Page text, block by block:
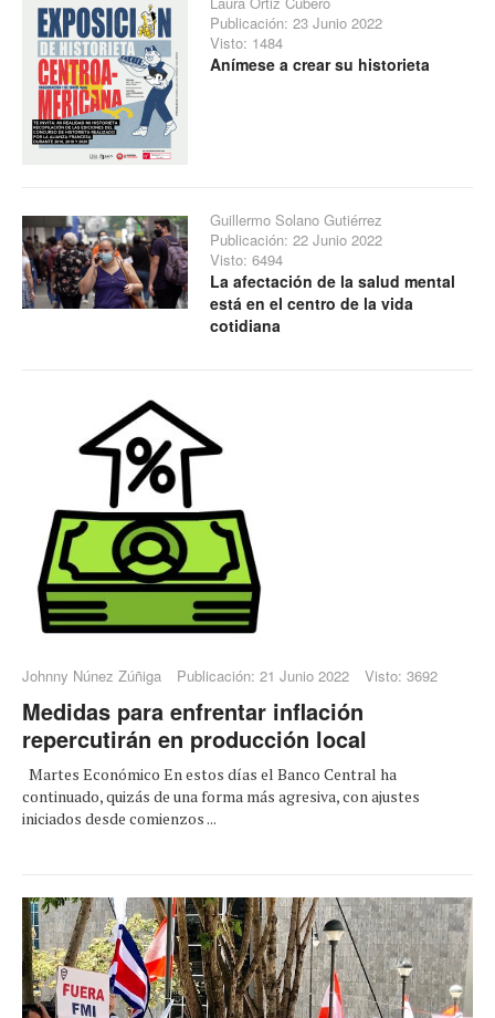
Publicación: 23 Junio 2022
Visto: 1484
Anímese a crear su historieta
Guillermo Solano Gutiérrez
Publicación: 22 Junio 2022
Visto: 6494
La afectación de la salud mental
está en el centro de la vida
cotidiana
Johnny Núnez Zúñiga Publicación: 21 Junio 2022 Visto: 3692
Medidas para enfrentar inflación
repercutirán en producción local
Martes Económico En estos días el Banco Central ha
continuado, quizás de una forma más agresiva, con ajustes
iniciados desde comienzos ...